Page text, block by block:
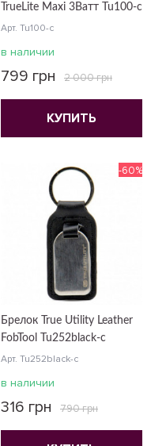
TrueLite Maxi 3Ватт Tu100-c
Арт. Tu100-c
в наличии
799 грн 2 000 грн
КУПИТЬ
Брелок True Utility Leather
FobTool Tu252black-c
Арт. Tu252black-c
-60%
в наличии
316 грн 790 грн